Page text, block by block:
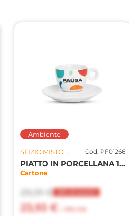
Ambiente
SFIZIO MISTO S.R.L. Cod. PF01266
PIATTO IN PORCELLANA 14,5CM 150CC/190CC
Cartone
29,91 €
23,93 €